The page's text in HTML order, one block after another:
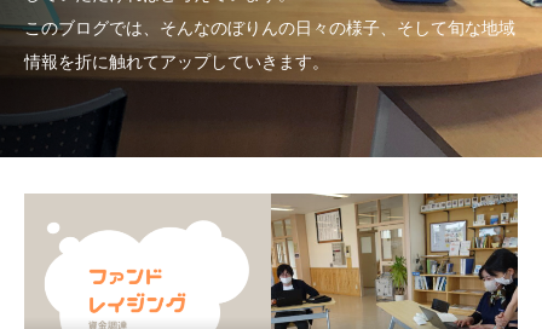
このブログでは、そんなのぼりんの日々の様子、そして旬な地域
情報を折に触れてアップしていきます。